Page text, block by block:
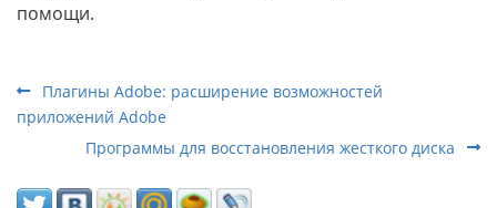
помощи.
Плагины Adobe: расширение возможностей
приложений Adobe
Программы для восстановления жесткого диска